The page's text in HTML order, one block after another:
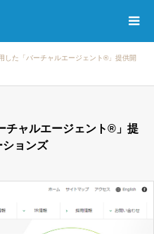
した「バーチャルエージェント®」提供開
チャルエージェント®」提
ションズ